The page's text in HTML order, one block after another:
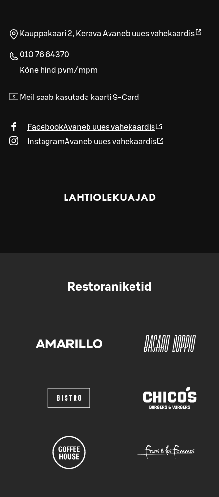
Kauppakaari 2, Kerava Avaneb uues vahekaardis
010 76 64370
Kõne hind pvm/mpm
Meil saab kasutada kaarti S-Card
FacebookAvaneb uues vahekaardis
InstagramAvaneb uues vahekaardis
LAHTIOLEKUAJAD
Restoraniketid